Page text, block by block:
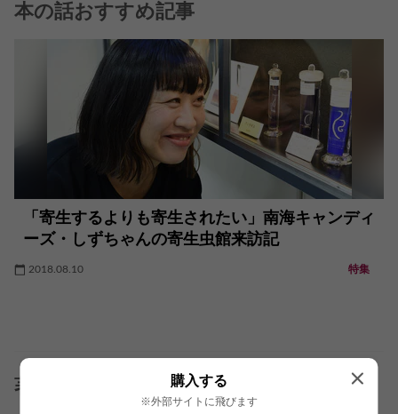
本の話おすすめ記事
「寄生するよりも寄生されたい」南海キャンディ
ーズ・しずちゃんの寄生虫館来訪記
2018.08.10 特集
著者 購入する
※外部サイトに飛びます